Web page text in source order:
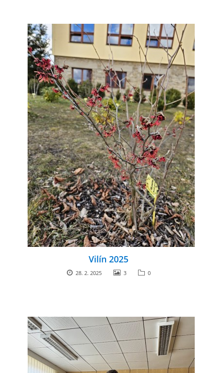
Vilín 2025
28. 2. 2025 3 0